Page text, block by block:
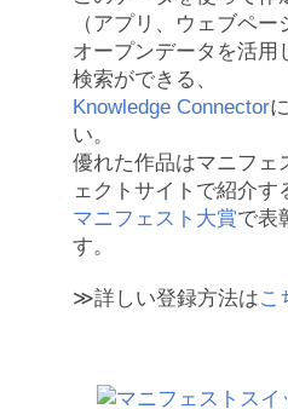
（アプリ、ウェブペー
オープンデータを活用
検索ができる、
Knowledge Connector
い。
優れた作品はマニフェ
ェクトサイトで紹介す
マニフェスト大賞で表
す。
≫詳しい登録方法はこ